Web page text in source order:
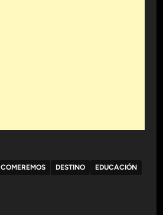
COMEREMOS DESTINO
EDUCACIÓN